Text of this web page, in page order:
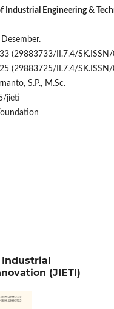
Industrial Engineering &
(29883733/II.7.4/
(29883725/II.7.4/
S.P., M.Sc.
jieti
Industrial
(JIETI)